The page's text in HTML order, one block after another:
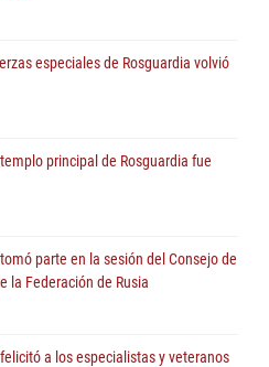
especiales de Rosguardia volvió
principal de Rosguardia fue
parte en la sesión del Consejo de
la Federación de Rusia
a los especialistas y veteranos